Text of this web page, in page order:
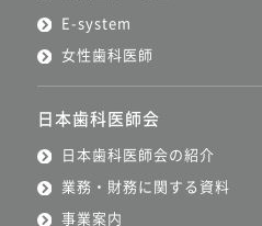
E-system
女性歯科医師
日本歯科医師会
日本歯科医師会の紹介
業務・財務に関する資料
事業案内